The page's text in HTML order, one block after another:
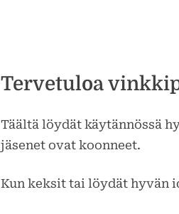
Tervetuloa
Täältä löydät käytännössä
jäsenet ovat koonneet.
Kun keksit tai löydät hyvän